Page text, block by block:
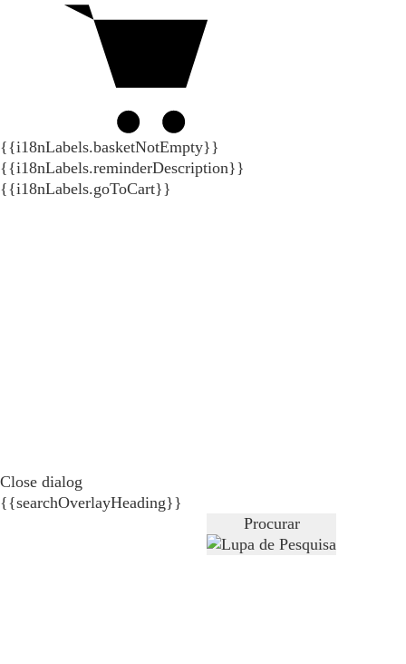
{{i18nLabels.basketNotEmpty}}
{{i18nLabels.reminderDescription}}
{{i18nLabels.goToCart}}
Close dialog
{{searchOverlayHeading}}
Procurar